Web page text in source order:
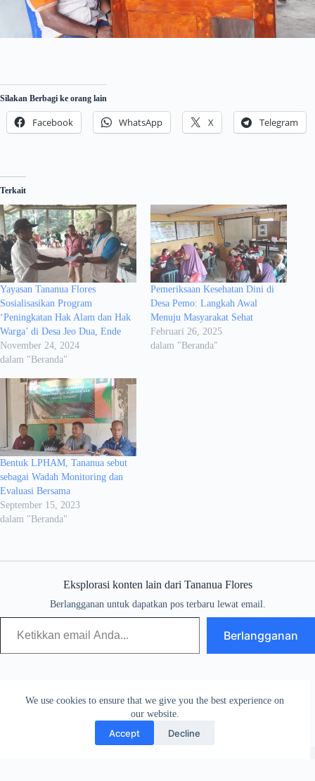
We use cookies to ensure that we give you the best experience on
our website.
Accept Decline
Silakan Berbagi ke orang lain
Facebook WhatsApp X Telegram
Terkait
Yayasan Tananua Flores
Sosialisasikan Program
‘Peningkatan Hak Alam dan Hak
Warga’ di Desa Jeo Dua, Ende
November 24, 2024
dalam "Beranda"
Pemeriksaan Kesehatan Dini di
Desa Pemo: Langkah Awal
Menuju Masyarakat Sehat
Februari 26, 2025
dalam "Beranda"
Bentuk LPHAM, Tananua sebut
sebagai Wadah Monitoring dan
Evaluasi Bersama
September 15, 2023
dalam "Beranda"
Eksplorasi konten lain dari Tananua Flores
Berlangganan untuk dapatkan pos terbaru lewat email.
Berlangganan